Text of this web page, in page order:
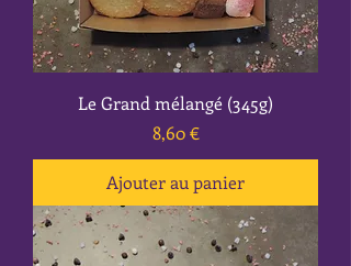
Le Grand mélangé (345g)
Prix
8,60 €
Ajouter au panier